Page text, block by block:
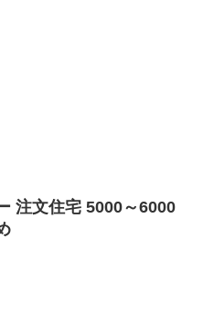
注文住宅 5000～6000